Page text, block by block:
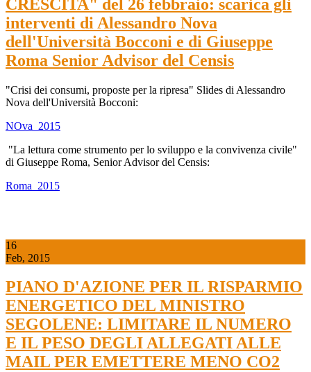
CRESCITA" del 26 febbraio: scarica gli
interventi di Alessandro Nova
dell'Università Bocconi e di Giuseppe
Roma Senior Advisor del Censis
"Crisi dei consumi, proposte per la ripresa" Slides di Alessandro
Nova dell'Università Bocconi:
NOva_2015
"La lettura come strumento per lo sviluppo e la convivenza civile"
di Giuseppe Roma, Senior Advisor del Censis:
Roma_2015
16
Feb, 2015
PIANO D'AZIONE PER IL RISPARMIO
ENERGETICO DEL MINISTRO
SEGOLENE: LIMITARE IL NUMERO
E IL PESO DEGLI ALLEGATI ALLE
MAIL PER EMETTERE MENO CO2